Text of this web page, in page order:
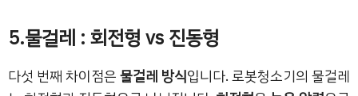
5.물걸레 : 회전형 vs 진동형
다섯 번째 차이점은물걸레 방식입니다. 로봇청소기의 물걸레